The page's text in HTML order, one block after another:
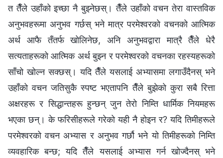
त तैँले उहाँको इच्छा नै बुझ्नेछस्। तैँले उहाँको वचन तेरा वास्तविक
अनुभवहरूमा अनुभव गर्छस् भने मात्र परमेश्‍वरको वचनको आत्मिक
अर्थ आफै तँतर्फ खोलिनेछ, अनि अनुभवद्वारा मात्रै तैँले धेरै
सत्यताहरूको आत्मिक अर्थ बुझ्न र परमेश्‍वरको वचनका रहस्यहरूको
साँचो खोल्न सक्छस्। यदि तैँले यसलाई अभ्यासमा लगाउँदैनस् भने
उहाँको वचन जतिसुकै स्पष्ट भएतापनि तैँले बुझेको कुरा सबै रित्ता
अक्षरहरू र सिद्धान्तहरू हुन्छन् जुन तेरो निम्ति धार्मिक नियमहरू
भएका छन्। के फरिसीहरूले गरेको यही नै होइन र? यदि तिमीहरूले
परमेश्‍वरको वचन अभ्यास र अनुभव गर्छौ भने यो तिमीहरूको निम्ति
व्यवहारिक बन्छ; यदि तैँले यसलाई अभ्यास गर्न खोज्दैनस् भने